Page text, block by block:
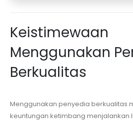
Keistimewaan
Menggunakan
Berkualitas
Menggunakan penyedia berkualitas
keuntungan ketimbang menjalankan